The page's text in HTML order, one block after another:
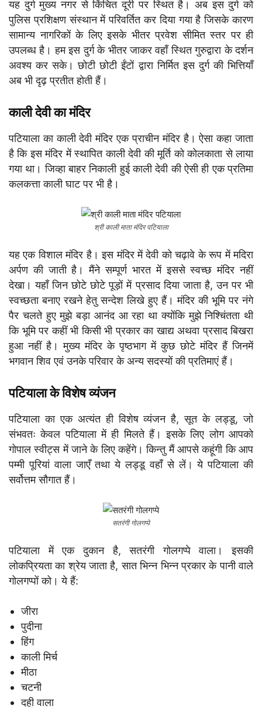
यह दुर्ग मुख्य नगर से किंचित दूरी पर स्थित है। अब इस दुर्ग को
पुलिस प्रशिक्षण संस्थान में परिवर्तित कर दिया गया है जिसके कारण
सामान्य नागरिकों के लिए इसके भीतर प्रवेश सीमित स्तर पर ही
उपलब्ध है। हम इस दुर्ग के भीतर जाकर वहाँ स्थित गुरुद्वारा के दर्शन
अवश्य कर सके। छोटी छोटी ईंटों द्वारा निर्मित इस दुर्ग की भित्तियाँ
अब भी दृढ़ प्रतीत होती हैं।
काली देवी का मंदिर
पटियाला का काली देवी मंदिर एक प्राचीन मंदिर है। ऐसा कहा जाता
है कि इस मंदिर में स्थापित काली देवी की मूर्ति को कोलकाता से लाया
गया था। जिव्हा बाहर निकाली हुई काली देवी की ऐसी ही एक प्रतिमा
कलकत्ता काली घाट पर भी है।
श्री काली माता मंदिर पटियाला
यह एक विशाल मंदिर है। इस मंदिर में देवी को चढ़ावे के रूप में मदिरा
अर्पण की जाती है। मैंने सम्पूर्ण भारत में इससे स्वच्छ मंदिर नहीं
देखा। यहाँ जिन छोटे छोटे पूड़ों में प्रसाद दिया जाता है, उन पर भी
स्वच्छता बनाए रखने हेतु सन्देश लिखे हुए हैं। मंदिर की भूमि पर नंगे
पैर चलते हुए मुझे बड़ा आनंद आ रहा था क्योंकि मुझे निश्चिंतता थी
कि भूमि पर कहीं भी किसी भी प्रकार का खाद्य अथवा प्रसाद बिखरा
हुआ नहीं है। मुख्य मंदिर के पृष्ठभाग में कुछ छोटे मंदिर हैं जिनमें
भगवान शिव एवं उनके परिवार के अन्य सदस्यों की प्रतिमाएं हैं।
पटियाला के विशेष व्यंजन
पटियाला का एक अत्यंत ही विशेष व्यंजन है, सूत के लड्डू, जो
संभवतः केवल पटियाला में ही मिलते हैं। इसके लिए लोग आपको
गोपाल स्वीट्स में जाने के लिए कहेंगे। किन्तु मैं आपसे कहूंगी कि आप
पम्मी पूरियां वाला जाएँ तथा ये लड्डू वहाँ से लें। ये पटियाला की
सर्वोत्तम सौगात हैं।
सतरंगी गोलगप्पे
पटियाला में एक दुकान है, सतरंगी गोलगप्पे वाला। इसकी
लोकप्रियता का श्रेय जाता है, सात भिन्न भिन्न प्रकार के पानी वाले
गोलगप्पों को। ये हैं:
जीरा
पुदीना
हिंग
काली मिर्च
मीठा
चटनी
दही वाला